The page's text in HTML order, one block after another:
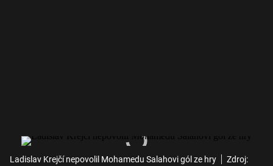
Ladislav Krejčí nepovolil Mohamedu Salahovi gól ze hry
Zdroj: